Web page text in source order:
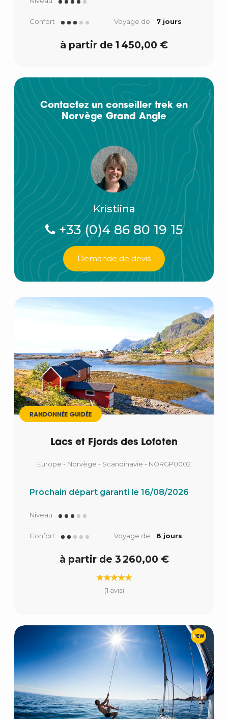
Confort Voyage de 7 jours
à partir de 1 450,00 €
Contactez un conseiller trek en
Norvège Grand Angle
Kristiina
+33 (0)4 86 80 19 15
Demande de devis
RANDONNÉE GUIDÉE
Lacs et Fjords des Lofoten
Europe - Norvège - Scandinavie - NORGP0002
Prochain départ garanti le 16/08/2026
Niveau
Confort Voyage de 8 jours
à partir de 3 260,00 €
(1 avis)